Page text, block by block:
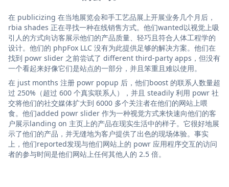
在 publicizing 在当地展览会和手工艺品展上开展业务几个月后，
rbia shades 正在寻找一种在线销售方式。他们wanted以视觉上吸
引人的方式向访客展示他们的产品质量、轻巧且符合人体工程学的
设计。他们的 phpFox LLC 没有为此提供足够的解决方案。他们在
找到 powr slider 之前尝试了 different third-party apps，但没有
一个看起来好像它们是站点的一部分，并且笨重且难以使用。
在 just months 注册 powr popup 后，他们boost 的联系人数量超
过 250%（超过 600 个真实联系人），并且 steadily 利用 powr 社
交将他们的社交媒体扩大到 6000 多个关注者在他们的网站上喂
食。他们added powr slider 作为一种视觉方式来快速向他们的客
户展示landing on 主页上的产品在现实生活中的样子。它很好地展
示了他们的产品，并无缝地为客户提供了出色的现场体验。事实
上，他们reported发现与他们网站上的 powr 应用程序交互的访问
者的参与时间是他们网站上任何其他人的 2.5 倍。